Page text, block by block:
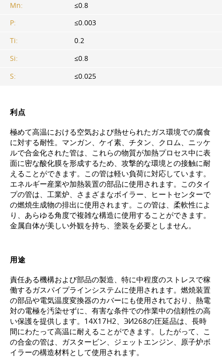
Mn:
≤0.8
P:
≤0.003
Ti:
0.2
Si:
≤0.8
S:
≤0.025
利点
極めて高温における空気および熱せられたガス環境での腐食
に対する耐性。マンガン、ケイ素、チタン、クロム、ニッケ
ルで合金化された管は、これらの物質が加熱プロセス中に表
面に密な酸化膜を形成するため、攻撃的な環境との接触に耐
えることができます。この管は軽い負荷に対応しています。
エネルギー産業や加熱装置の部品に使用されます。このタイ
プの管は、工業炉、さまざまなボイラー、ヒートセンターで
の燃焼生成物の排出に使用されます。この管は、柔軟性によ
り、あらゆる角度で複雑な構造に使用することができます。
金属自体が美しい外観を持ち、塗装を必要としません。
用途
責任ある機構および部品の製造、 特に中程度のストレスで稼
働するガスパイプラインシステムに使用されます。燃焼装置
の部品や電気温度変換器のカバーにも使用されており、熱電
対の電極を汚染せずに、有害な条件での作業中の信頼性の高
い保護を提供します。14Х17Н2、ЭИ268の圧延品は、長時
間にわたって高温に耐えることができます。したがって、こ
の合金の管は、ガスタービン、ジェットエンジン、原子炉ボ
イラーの構造材料として使用されます。